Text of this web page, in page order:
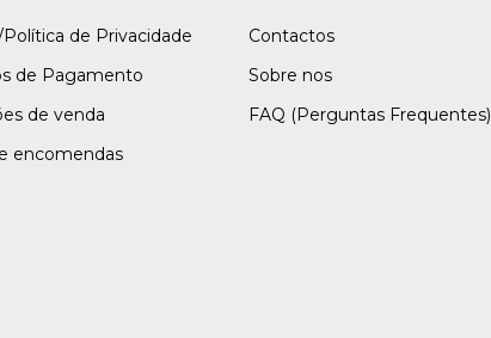
de Privacidade
de Pagamento
de venda
encomendas
Contactos
Sobre nos
FAQ (Perguntas Frequentes)